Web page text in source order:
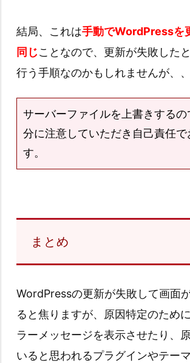
結局、これは手動でWordPressを
同じことなので、更新が失敗した
行う手順なのかもしれませんが、、
サーバーファイルを上書きする
分に注意していただき自己責任で
す。
まとめ
WordPressの更新が失敗して画面
ると焦りますが、原因特定のため
ラーメッセージを表示させたり、
いると思われるプラグインやテー